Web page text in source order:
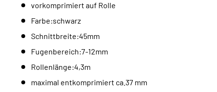
vorkomprimiert auf Rolle
Farbe:schwarz
Schnittbreite:45mm
Fugenbereich:7-12mm
Rollenlänge:4,3m
maximal entkomprimiert ca.37 mm